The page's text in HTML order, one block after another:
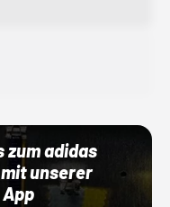
zum adidas
unserer